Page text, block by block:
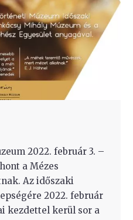
2022. február 3. –
a Mézes
Az időszaki
2022. február
kezdettel kerül sor a